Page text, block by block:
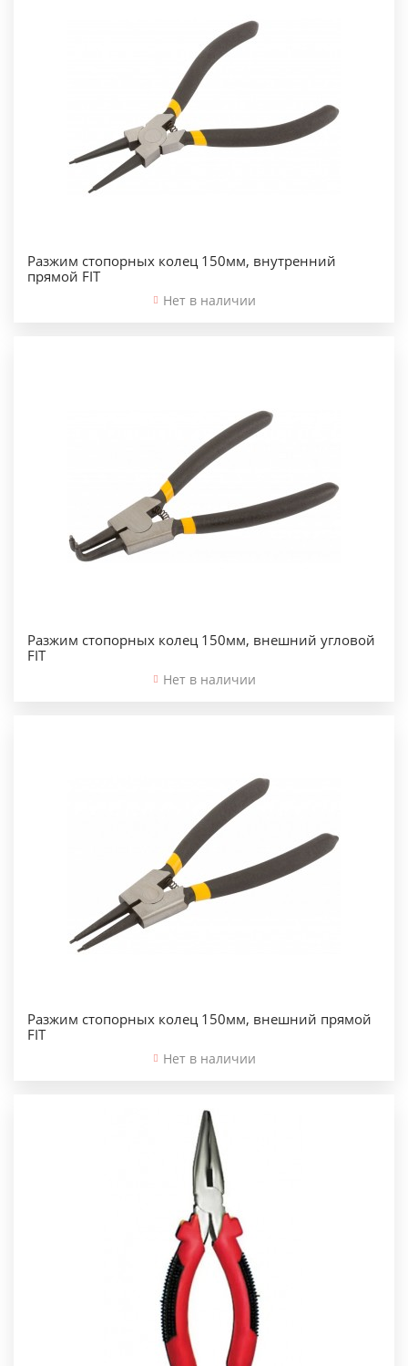
Разжим стопорных колец 150мм, внутренний
прямой FIT
Нет в наличии
Разжим стопорных колец 150мм, внешний угловой
FIT
Нет в наличии
Разжим стопорных колец 150мм, внешний прямой
FIT
Нет в наличии